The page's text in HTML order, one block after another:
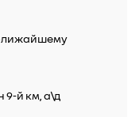
9-й км, а\д